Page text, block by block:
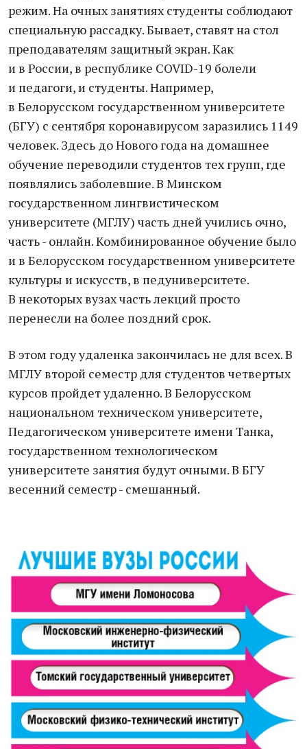
режим. На очных занятиях студенты соблюдают
специальную рассадку. Бывает, ставят на стол
преподавателям защитный экран. Как
и в России, в республике COVID-19 болели
и педагоги, и студенты. Например,
в Белорусском государственном университете
(БГУ) с сентября коронавирусом заразились 1149
человек. Здесь до Нового года на домашнее
обучение переводили студентов тех групп, где
появлялись заболевшие. В Минском
государственном лингвистическом
университете (МГЛУ) часть дней учились очно,
часть - онлайн. Комбинированное обучение было
и в Белорусском государственном университете
культуры и искусств, в педуниверситете.
В некоторых вузах часть лекций просто
перенесли на более поздний срок.
В этом году удаленка закончилась не для всех. В
МГЛУ второй семестр для студентов четвертых
курсов пройдет удаленно. В Белорусском
национальном техническом университете,
Педагогическом университете имени Танка,
государственном технологическом
университете занятия будут очными. В БГУ
весенний семестр - смешанный.